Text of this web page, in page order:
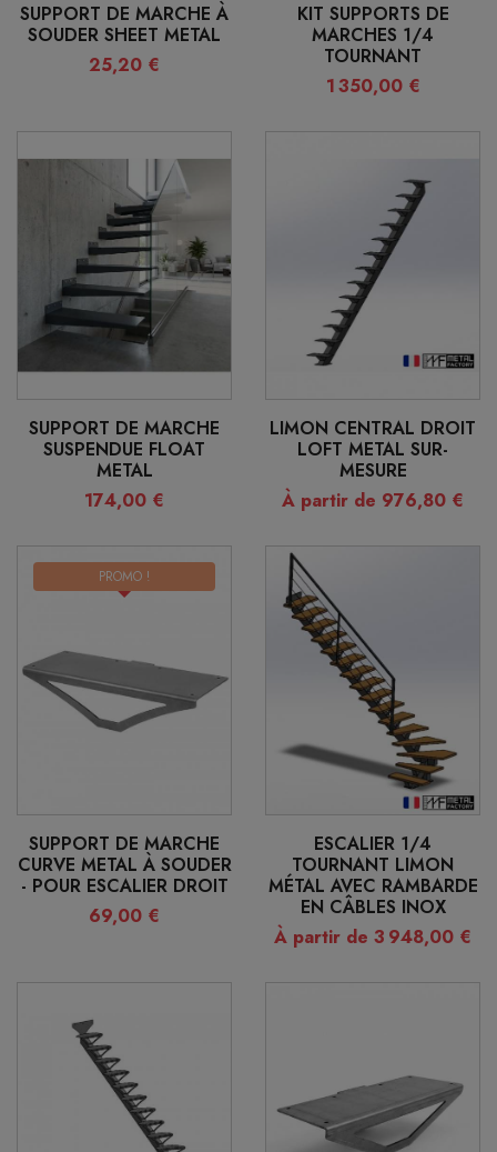
SUPPORT DE MARCHE À
SOUDER SHEET METAL
25,20 €
KIT SUPPORTS DE
MARCHES 1/4
TOURNANT
1 350,00 €
SUPPORT DE MARCHE
SUSPENDUE FLOAT
METAL
174,00 €
LIMON CENTRAL DROIT
LOFT METAL SUR-
MESURE
À partir de 976,80 €
SUPPORT DE MARCHE
CURVE METAL À SOUDER
- POUR ESCALIER DROIT
69,00 €
PROMO !
ESCALIER 1/4
TOURNANT LIMON
MÉTAL AVEC RAMBARDE
EN CÂBLES INOX
À partir de 3 948,00 €